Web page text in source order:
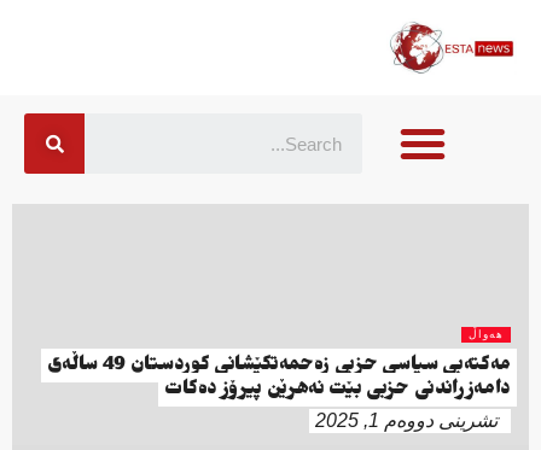
هەواڵ
مەكتەبی سیاسی حزبی زەحمەتكێشانی كوردستان 49 ساڵەی
دامەزراندنی حزبی بێت نەهرێن پیرۆز دەكات
تشرینی دووەم 1, 2025